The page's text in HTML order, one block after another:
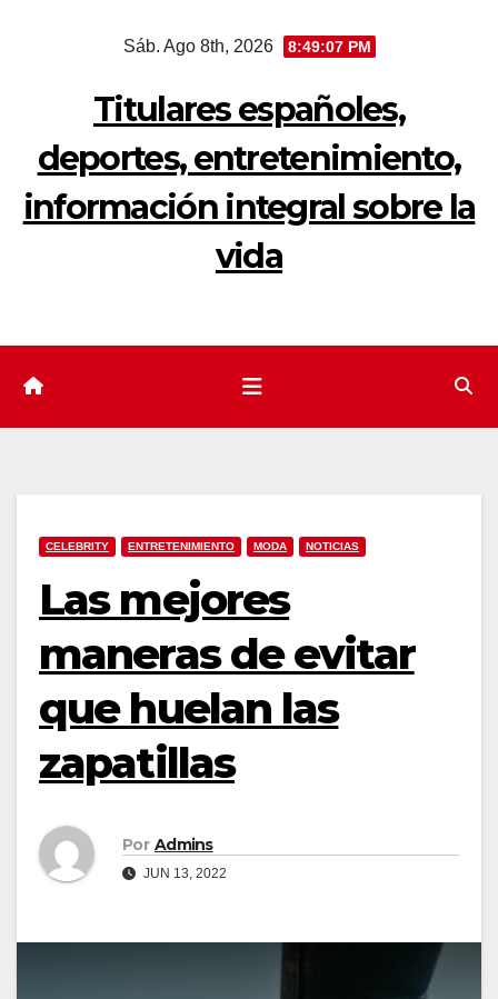
Sáb. Ago 8th, 2026 8:49:08 PM
Titulares españoles,
deportes, entretenimiento,
información integral sobre la
vida
CELEBRITY ENTRETENIMIENTO MODA NOTICIAS
Las mejores
maneras de evitar
que huelan las
zapatillas
Por Admins
JUN 13, 2022